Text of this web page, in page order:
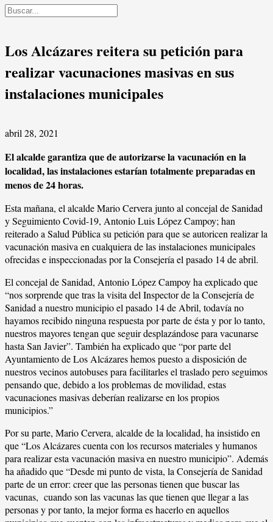
Buscar
Los Alcázares reitera su petición para
realizar vacunaciones masivas en sus
instalaciones municipales
abril 28, 2021
El alcalde garantiza que de autorizarse la vacunación en la
localidad, las instalaciones estarían totalmente preparadas en
menos de 24 horas.
Esta mañana, el alcalde Mario Cervera junto al concejal de Sanidad
y Seguimiento Covid-19, Antonio Luis López Campoy; han
reiterado a Salud Pública su petición para que se autoricen realizar la
vacunación masiva en cualquiera de las instalaciones municipales
ofrecidas e inspeccionadas por la Consejería el pasado 14 de abril.
El concejal de Sanidad, Antonio López Campoy ha explicado que
“nos sorprende que tras la visita del Inspector de la Consejería de
Sanidad a nuestro municipio el pasado 14 de Abril, todavía no
hayamos recibido ninguna respuesta por parte de ésta y por lo tanto,
nuestros mayores tengan que seguir desplazándose para vacunarse
hasta San Javier”. También ha explicado que “por parte del
Ayuntamiento de Los Alcázares hemos puesto a disposición de
nuestros vecinos autobuses para facilitarles el traslado pero seguimos
pensando que, debido a los problemas de movilidad, estas
vacunaciones masivas deberían realizarse en los propios
municipios.”
Por su parte, Mario Cervera, alcalde de la localidad, ha insistido en
que “Los Alcázares cuenta con los recursos materiales y humanos
para realizar esta vacunación masiva en nuestro municipio”. Además
ha añadido que “Desde mi punto de vista, la Consejería de Sanidad
parte de un error: creer que las personas tienen que buscar las
vacunas, cuando son las vacunas las que tienen que llegar a las
personas y por tanto, la mejor forma es hacerlo en aquellos